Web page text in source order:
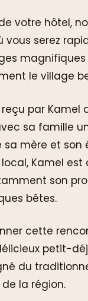
votre hôtel,
vous serez
magnifiques
le village
reçu par Kamel
sa famille
sa mère et son
Kamel est
son
bêtes.
cette
petit-
du
la région.